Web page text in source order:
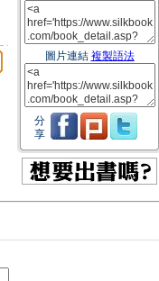
圖片連結 複製語法
分
享